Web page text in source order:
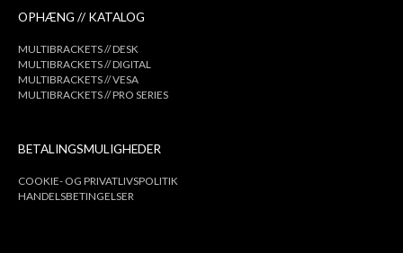
OPHÆNG // KATALOG
MULTIBRACKETS // DESK
MULTIBRACKETS // DIGITAL
MULTIBRACKETS // VESA
MULTIBRACKETS // PRO SERIES
BETALINGSMULIGHEDER
COOKIE- OG PRIVATLIVSPOLITIK
HANDELSBETINGELSER